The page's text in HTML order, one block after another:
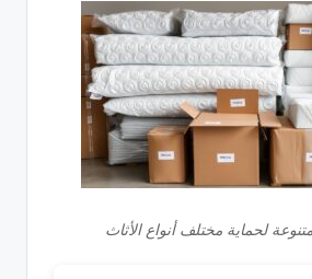
لحماية مختلف أنواع الأثاث